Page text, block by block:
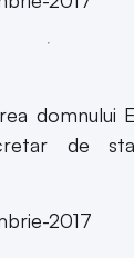
domnului
de
2017